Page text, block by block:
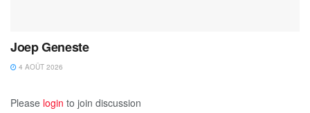
Joep Geneste
4 AOÛT 2026
Please login to join discussion